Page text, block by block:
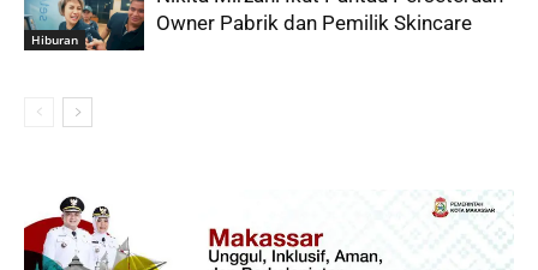
Hiburan
Owner Pabrik dan Pemilik Skincare